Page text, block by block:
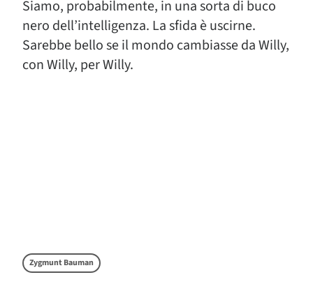
Siamo, probabilmente, in una sorta di buco
nero dell’intelligenza. La sfida è uscirne.
Sarebbe bello se il mondo cambiasse da Willy,
con Willy, per Willy.
Zygmunt Bauman